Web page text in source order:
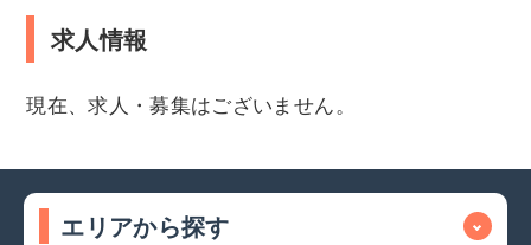
求人情報
現在、求人・募集はございません。
エリアから探す